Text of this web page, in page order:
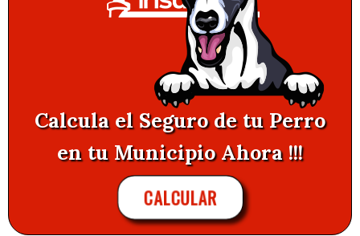
Calcula el Seguro de tu Perro
en tu Municipio Ahora !!!
CALCULAR